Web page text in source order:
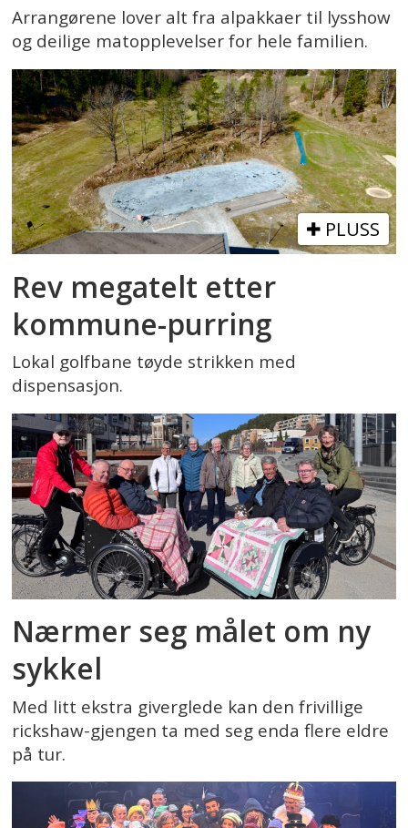
Arrangørene lover alt fra alpakkaer til lysshow
og deilige matopplevelser for hele familien.
PLUSS
Rev megatelt etter
kommune-purring
Lokal golfbane tøyde strikken med
dispensasjon.
Nærmer seg målet om ny
sykkel
Med litt ekstra giverglede kan den frivillige
rickshaw-gjengen ta med seg enda flere eldre
på tur.